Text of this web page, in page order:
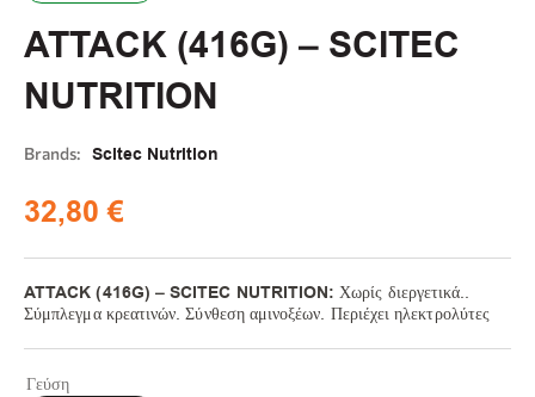
ATTACK (416G) – SCITEC
NUTRITION
Brands: Scitec Nutrition
32,80€
ATTACK (416G) – SCITEC NUTRITION:​Χωρίς διεργετικά..
Σύμπλεγμα κρεατινών. Σύνθεση αμινοξέων. Περιέχει ηλεκτρολύτες
Γεύση